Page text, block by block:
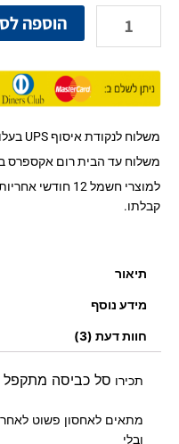
לקוחות
כביסה
מתקפל
ליטר
הוספה
משלוח לנקודת איסוף UPS בעלות 18.90 ש"ח 1-3 ימי עסקים.
משלוח עד הבית רום אקספרס בעלות 35 ש"ח 1-8
למוצרי חשמל 12
קבלתו.
תיאור
מידע נוסף
חוות דעת (3)
תכירו סל כביסה מתקפל יותר מ 70%
מתאים לאחסון פשוט לאחר
ובלי